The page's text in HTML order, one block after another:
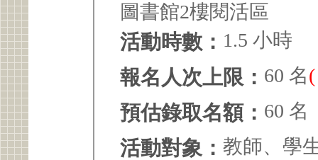
圖書館2樓閱活區
活動時數： 1.5 小時
報名人次上限： 60 名
預估錄取名額： 60 名
活動對象： 教師、學